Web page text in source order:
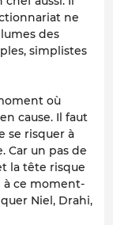
ne
des
simplistes
où
cause. Il faut
se risquer à
Car un pas de
la tête risque
à ce moment-
Niel, Drahi,